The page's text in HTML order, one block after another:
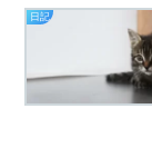
日記